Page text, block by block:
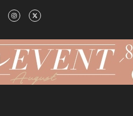
フスタイル情報